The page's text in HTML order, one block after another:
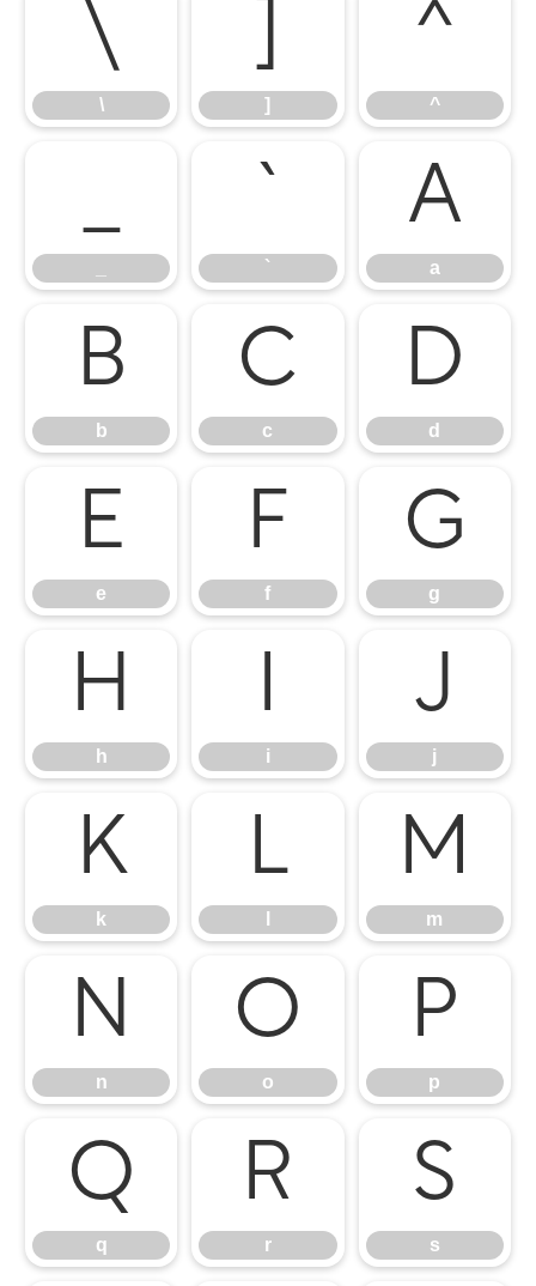
\
\ ]
^
^
`
a
a
b
b
c
c
d
d
e
e
f
f
g
g
h
h
i
i
j
j
k
k
l m
m
n
n
o
o
p
p
q
q
r
r
s
s